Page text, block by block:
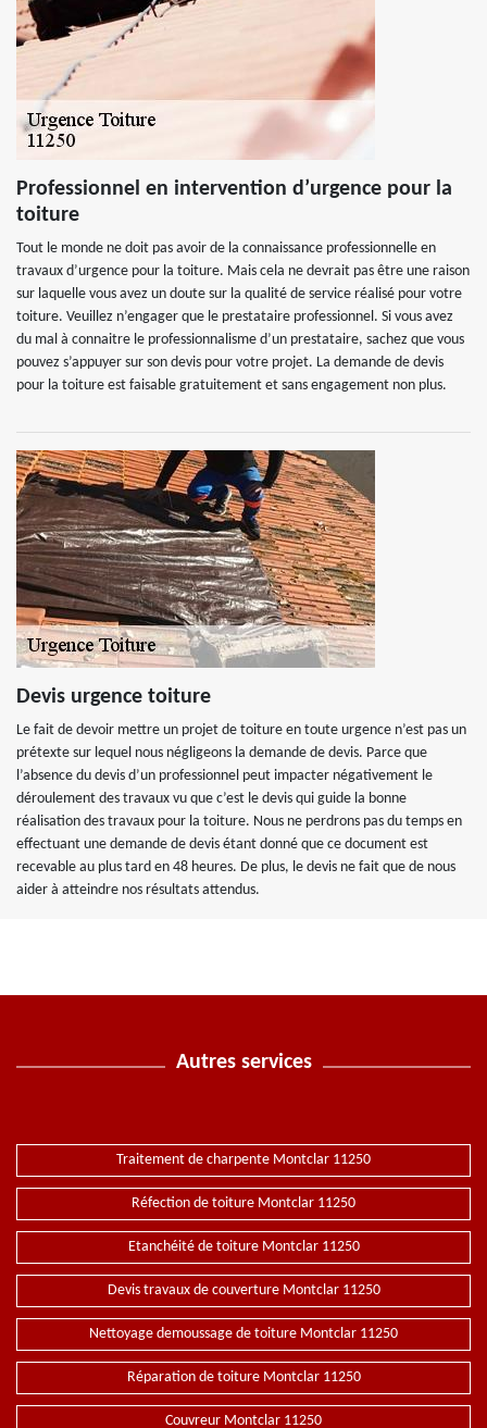
Professionnel en intervention d’urgence pour la
toiture
Tout le monde ne doit pas avoir de la connaissance professionnelle en
travaux d’urgence pour la toiture. Mais cela ne devrait pas être une raison
sur laquelle vous avez un doute sur la qualité de service réalisé pour votre
toiture. Veuillez n’engager que le prestataire professionnel. Si vous avez
du mal à connaitre le professionnalisme d’un prestataire, sachez que vous
pouvez s’appuyer sur son devis pour votre projet. La demande de devis
pour la toiture est faisable gratuitement et sans engagement non plus.
Devis urgence toiture
Le fait de devoir mettre un projet de toiture en toute urgence n’est pas un
prétexte sur lequel nous négligeons la demande de devis. Parce que
l’absence du devis d’un professionnel peut impacter négativement le
déroulement des travaux vu que c’est le devis qui guide la bonne
réalisation des travaux pour la toiture. Nous ne perdrons pas du temps en
effectuant une demande de devis étant donné que ce document est
recevable au plus tard en 48 heures. De plus, le devis ne fait que de nous
aider à atteindre nos résultats attendus.
Autres services
Traitement de charpente Montclar 11250
Réfection de toiture Montclar 11250
Etanchéité de toiture Montclar 11250
Devis travaux de couverture Montclar 11250
Nettoyage demoussage de toiture Montclar 11250
Réparation de toiture Montclar 11250
Couvreur Montclar 11250